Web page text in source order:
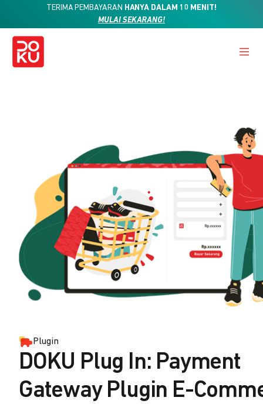
TERIMA PEMBAYARAN HANYA DALAM 10 MENIT!
MULAI SEKARANG!
Plugin
DOKU Plug In: Payment
Gateway Plugin E-